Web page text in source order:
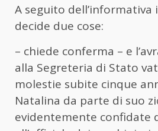
A seguito dell’informativa
decide due cose:
– chiede conferma – e
alla Segreteria di Stato
molestie subite cinque
Natalina da parte di suo
evidentemente confidate